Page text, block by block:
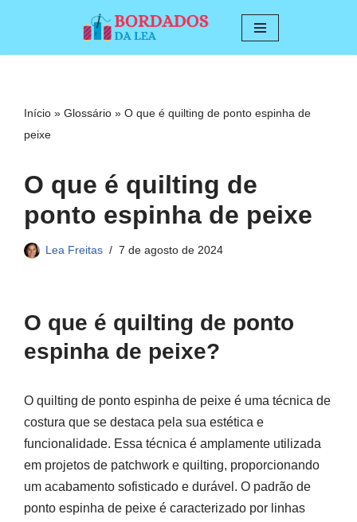
conteúdo
Início » Glossário » O que é quilting de ponto espinha de
peixe
O que é quilting de
ponto espinha de peixe
Lea Freitas 7 de agosto de 2024
O que é quilting de ponto
espinha de peixe?
O quilting de ponto espinha de peixe é uma técnica de
costura que se destaca pela sua estética e
funcionalidade. Essa técnica é amplamente utilizada
em projetos de patchwork e quilting, proporcionando
um acabamento sofisticado e durável. O padrão de
ponto espinha de peixe é caracterizado por linhas